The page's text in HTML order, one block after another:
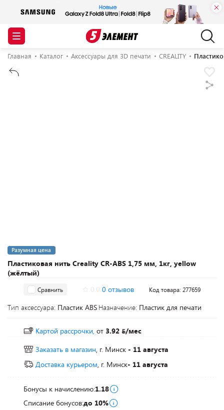
Главная Каталог Аксессуары для 3D печати CREALITY
Пластиковая нить Creality CR-ABS 1,75 мм, 1кг, yellow
(жёлтый)
Разумная цена
Сравнить 0 отзывов Код товара: 277659
Тип аксессуара: Пластик ABS Назначение: Пластик для печати
Картой рассрочки, от 3.92
/мес
Заказать в магазин, г. Минск - 11 августа
Доставка курьером, г. Минск- 11 августа
Бонусы к начислению:1.18
Списание бонусов:до 10%